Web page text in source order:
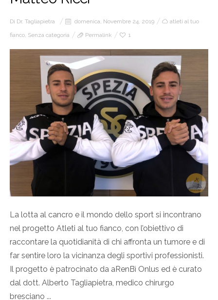
Di Dr. Tagliapietra domenica, Novembre 24, 2019
atleti al tuo
fianco, Senza categoria Permalink 1
La lotta al cancro e il mondo dello sport si incontrano
nel progetto Atleti al tuo fianco, con l’obiettivo di
raccontare la quotidianità di chi affronta un tumore e di
far sentire loro la vicinanza degli sportivi professionisti.
Il progetto è patrocinato da aRenBì Onlus ed è curato
dal dott. Alberto Tagliapietra, medico chirurgo
bresciano ...